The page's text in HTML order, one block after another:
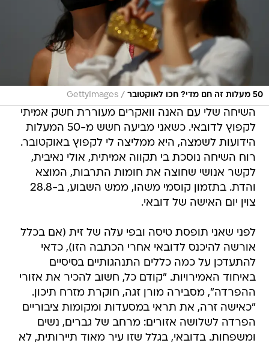
50 מעלות זה חם מדי? חכו לאוקטובר /
GettyImages
השיחה שלי עם האנה וואקרים מעוררת חשק אמיתי
לקפוץ לדובאי. כשאני מביעה חשש מ-50 המעלות
הידועות לשמצה, היא ממליצה לי לקפוץ באוקטובר.
רוח השיחה נוסכת בי תקווה אמיתית, אולי נאיבית,
לקשר אנושי שחוצה את חומות התרבות, המוצא
והדת. בתזמון קוסמי משהו, ממש השבוע, ב-28.8
צוין יום האישה של דובאי.
לפני שאני תופסת טיסה ובפי עלה של זית (אם בכלל
אורשה להיכנס לדובאי אחרי הכתבה הזו), כדאי
להתעדכן על כמה כללים התנהגותיים בסיסיים
באיחוד האמירויות. "קודם כל, חשוב להכיר את אזורי
ההפרדה", מסבירה מורן זגה, חוקרת מזרח תיכון.
"כאישה זרה, את תראי במסעדות ומקומות ציבוריים
הפרדה לשלושה אזורים: מרחב של גברים, נשים
ומשפחות. בדובאי, בגלל שזו עיר מאוד תיירותית, לא